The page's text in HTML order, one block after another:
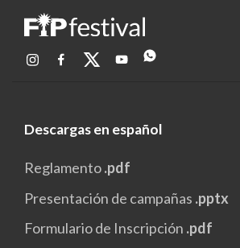
Descargas en español
Reglamento.pdf
Presentación de campañas .pptx
Formulario de Inscripción .pdf